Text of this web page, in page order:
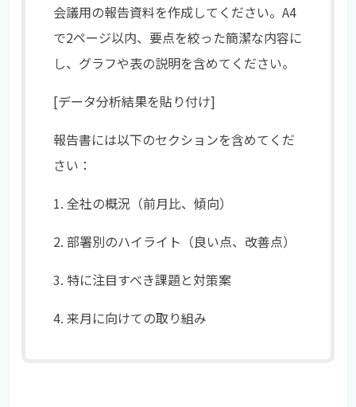
会議用の報告資料を作成してください。A4
で2ページ以内、要点を絞った簡潔な内容に
し、グラフや表の説明を含めてください。
[データ分析結果を貼り付け]
報告書には以下のセクションを含めてくだ
さい：
1. 全社の概況（前月比、傾向）
2. 部署別のハイライト（良い点、改善点）
3. 特に注目すべき課題と対策案
4. 来月に向けての取り組み